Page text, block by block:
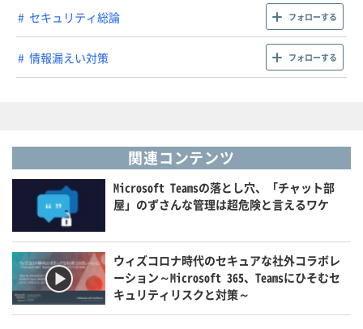
セキュリティ総論 フォローする
情報漏えい対策 フォローする
関連コンテンツ
Microsoft Teamsの落とし穴、「チャット部
屋」のずさんな管理は超危険と言えるワケ
ウィズコロナ時代のセキュアな社外コラボレ
ーション～Microsoft 365、Teamsにひそむセ
キュリティリスクと対策～